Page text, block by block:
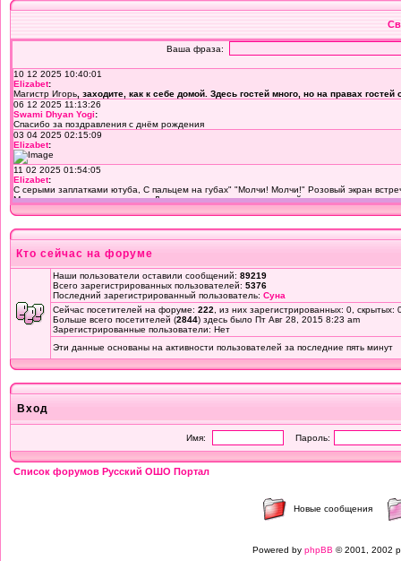
Кто сейчас на форуме
Наши пользователи оставили сообщений: 89219
Всего зарегистрированных пользователей: 5376
Последний зарегистрированный пользователь: Суна
Сейчас посетителей на форуме: 222 , из них зарегистрированных: 0,
Больше всего посетителей (2844) здесь было Пт Авг 28, 2015 8:23 am
Зарегистрированные пользователи: Нет
Эти данные основаны на активности пользователей за последние пять минут
Вход
Имя: Пароль:
Список форумов Русский ОШО Портал
Новые сообщения
Powered by phpBB © 2001, 2002